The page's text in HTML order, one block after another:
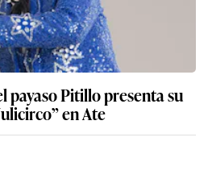
payaso Pitillo presenta su
en Ate